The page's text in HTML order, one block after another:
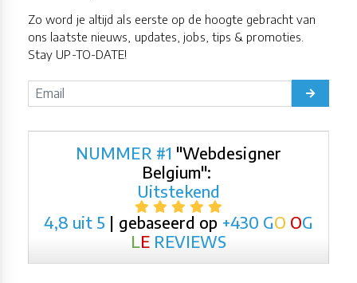
Zo word je altijd als eerste op de hoogte gebracht van
ons laatste nieuws, updates, jobs, tips & promoties.
Stay UP-TO-DATE!
NUMMER #1 "Webdesigner
Belgium":
Uitstekend
4,8 uit 5 | gebaseerd op +430 GO OG
LE REVIEWS